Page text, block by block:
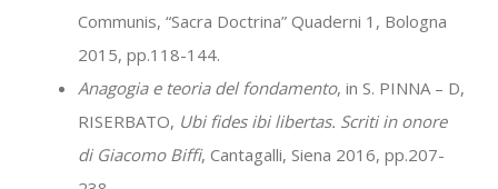
Communis, “Sacra Doctrina” Quaderni 1, Bologna
2015, pp.118-144.
Anagogia e teoria del fondamento, in S. PINNA – D,
RISERBATO, Ubi fides ibi libertas. Scriti in onore
di Giacomo Biffi, Cantagalli, Siena 2016, pp.207-